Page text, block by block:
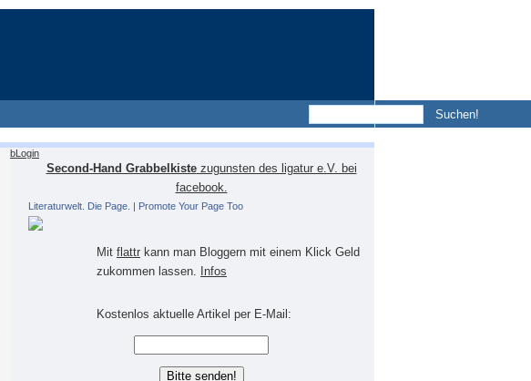
bLogin
Second-Hand Grabbelkistezugunsten des ligatur e.V. bei
facebook.
Literaturwelt. Die Page. | Promote Your Page Too
Mit flattr kann man Bloggern mit einem Klick Geld
zukommen lassen.
Infos
Kostenlos aktuelle Artikel per E-Mail: